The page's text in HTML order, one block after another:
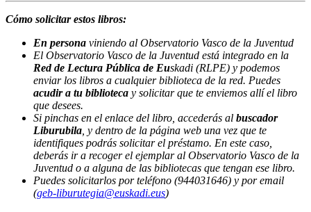
Cómo solicitar estos libros:
En persona viniendo al Observatorio Vasco de la Juventud
El Observatorio Vasco de la Juventud está integrado en la
Red de Lectura Pública de Euskadi (RLPE) y podemos
enviar los libros a cualquier biblioteca de la red. Puedes
acudir a tu biblioteca y solicitar que te enviemos allí el libro
que desees.
Si pinchas en el enlace del libro, accederás al buscador
Liburubila, y dentro de la página web una vez que te
identifiques podrás solicitar el préstamo. En este caso,
deberás ir a recoger el ejemplar al Observatorio Vasco de la
Juventud o a alguna de las bibliotecas que tengan ese libro.
Puedes solicitarlos por teléfono (944031646) y por email
(geb-liburutegia@euskadi.eus)